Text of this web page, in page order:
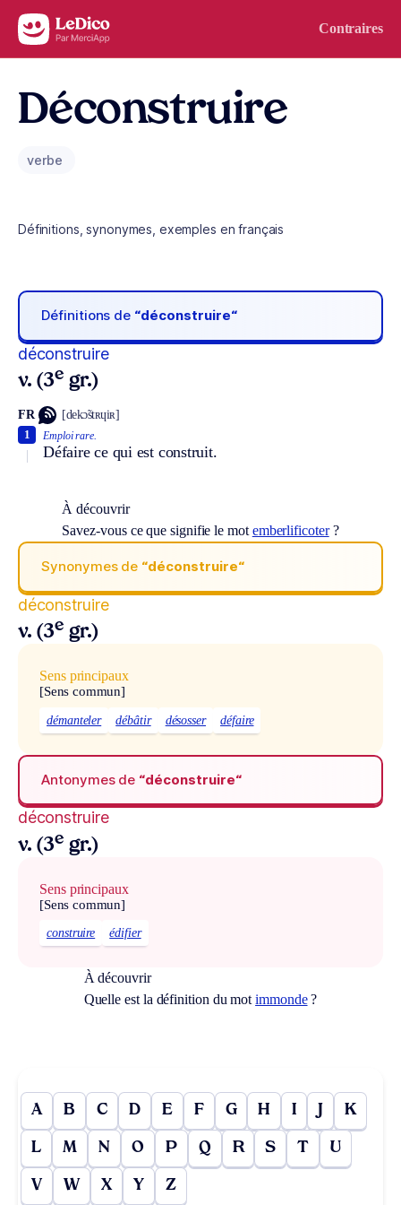
Aller au contenu Contraires
Déconstruire
verbe
Définitions, synonymes, exemples en français
Définitions de “déconstruire“
déconstruire
v. (3e gr.)
FR [dekɔ̃stʀɥiʀ]
Emploi rare.
Défaire ce qui est construit.
1
À découvrir
Savez-vous ce que signifie le mot emberlificoter?
Synonymes de “déconstruire“
déconstruire
v. (3e gr.)
Sens principaux
[Sens commun]
démanteler débâtir désosser défaire
Antonymes de “déconstruire“
déconstruire
v. (3e gr.)
Sens principaux
[Sens commun]
construire édifier
À découvrir
Quelle est la définition du motimmonde?
A B C D E F G H I J K
L M N O P Q R S T U
V W X Y Z